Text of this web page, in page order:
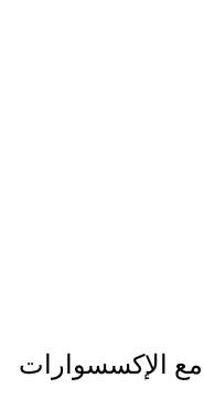
مع الإكسسوارات